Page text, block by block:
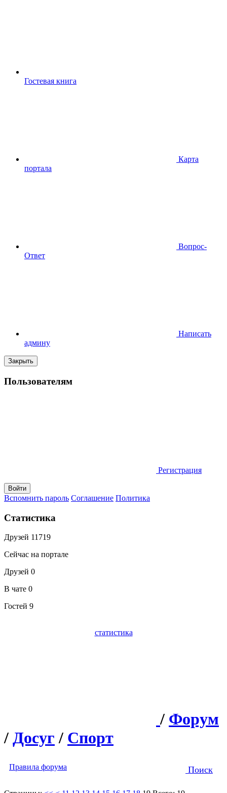
Гостевая книга
Карта
портала
Вопрос-
Ответ
Написать
админу
Закрыть
Пользователям
Регистрация
Вспомнить пароль Соглашение Политика
Статистика
Друзей 11719
Сейчас на портале
Друзей 0
В чате 0
Гостей 9
статистика
/ Форум
/ Досуг / Спорт
Правила форума Поиск